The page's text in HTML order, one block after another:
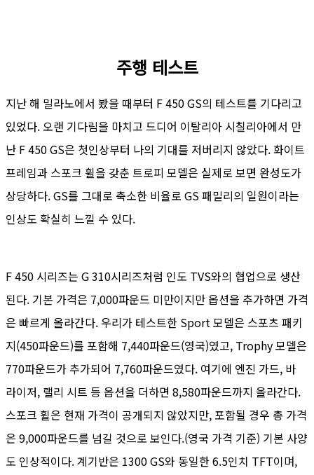
주행 테스트
지난 해 밀라노에서 봤을 때부터 F 450 GS의 테스트를 기다리고
있었다. 오랜 기다림을 마치고 드디어 이탈리아 시칠리아에서 만
난 F 450 GS은 첫인상부터 나의 기대를 저버리지 않았다. 화이트
프레임과 스포크 휠을 갖춘 트로피 모델은 실제로 보면 완성도가
상당하다. GS를 그대로 축소한 비율로 GS 패밀리의 일원이라는
인상도 확실히 느낄 수 있다.
F 450 시리즈는 G 310시리즈처럼 인도 TVS와의 협업으로 생산
된다. 기본 가격은 7,000파운드 미만이지만 옵션을 추가하면 가격
은 빠르게 올라간다. 우리가 테스트한 Sport 모델은 스포츠 패키
지(450파운드)를 포함해 7,440파운드(영국)였고, Trophy 모델은
770파운드가 추가되어 7,760파운드였다. 여기에 엔진 가드, 바
라이저, 랠리 시트 등 옵션을 더하면 8,580파운드까지 올라간다.
스포크 휠은 현재 가격이 공개되지 않았지만, 포함될 경우 총 가격
은 9,000파운드를 넘길 것으로 보인다.(영국 가격 기준) 기본 사양
도 인상적이다. 계기반은 1300 GS와 동일한 6.5인치 TFT이며,